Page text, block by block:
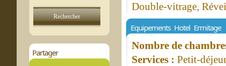
Partager
Double-vitrage,
Equipements Hotel Ermitage
Nombre de
Services : Petit-